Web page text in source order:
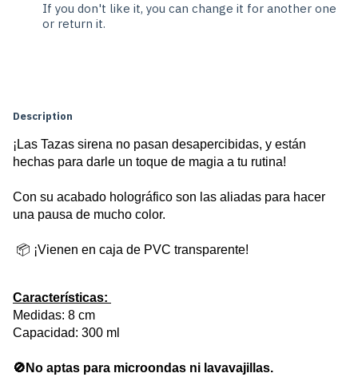
If you don't like it, you can change it for another one
or return it.
Description
¡Las Tazas sirena no pasan desapercibidas, y están
hechas para darle un toque de magia a tu rutina!
Con su acabado holográfico son las aliadas para hacer
una pausa de mucho color.
📦 ¡Vienen en caja de PVC transparente!
Características:
Medidas: 8 cm
Capacidad: 300 ml
🚫No aptas para microondas ni lavavajillas.